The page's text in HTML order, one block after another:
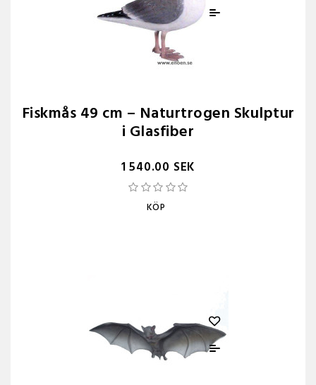
Fiskmås 49 cm – Naturtrogen Skulptur
i Glasfiber
1 540.00 SEK
KÖP